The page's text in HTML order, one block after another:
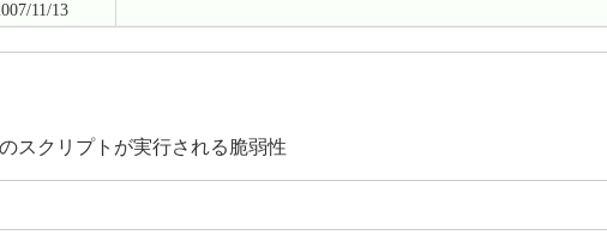
11/13
スクリプトが実行される脆弱性